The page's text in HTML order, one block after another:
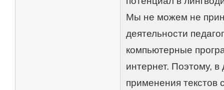
Мы не можем не
деятельности
компьютерные
интернет. Поэтому,
применения текстов